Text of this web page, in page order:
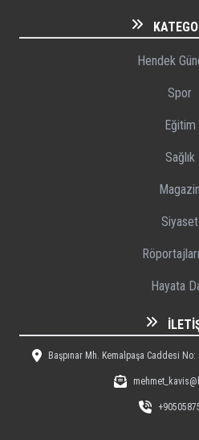
Hendek
Spor
Eğitim
Sağlık
Magazin
Siyaset
Hayata
Başpınar Mh. Kemalpaşa Caddesi No: